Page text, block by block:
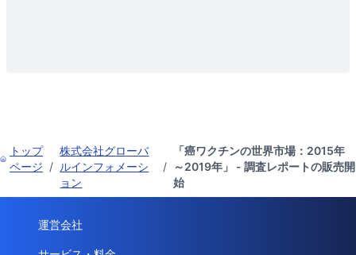
トップ
ページ /
株式会社グローバ
ルインフォメーシ
ョン
/
「癌ワクチンの世界市場：2015年
～2019年」 - 調査レポートの販売開
始
運営会社